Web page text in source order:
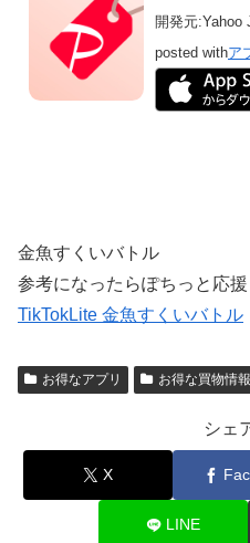
開発元:Yahoo
posted withア
金魚すくいバトル
参考になったらぽちっと応
TikTokLite 金魚すくいバトル
お得なアプリ お得な買物情報
シェ
X
LINE